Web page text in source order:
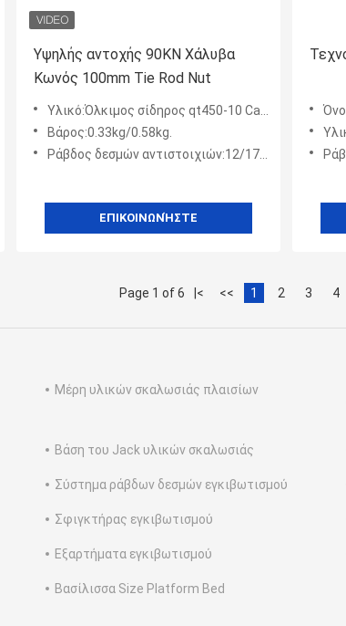
Υψηλής αντοχής 90KN Χάλυβα
Κωνός 100mm Tie Rod Nut
Υλικό:Όλκιμος σίδηρος qt450-10 Casted
Βάρος:0.33kg/0.58kg.
Ράβδος δεσμών αντιστοιχιών:12/17/20 ΚΚ ή προσαρμοσμένος
ΕΠΙΚΟΙΝΩΝΉΣΤΕ
Όνομα
Page 1 of 6 |< << 1 2 3 4
Μέρη υλικών σκαλωσιάς πλαισίων
Βάση του Jack υλικών σκαλωσιάς
Σύστημα ράβδων δεσμών εγκιβωτισμού
Σφιγκτήρας εγκιβωτισμού
Εξαρτήματα εγκιβωτισμού
Βασίλισσα Size Platform Bed